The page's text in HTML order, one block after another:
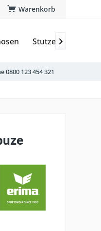
Warenkorb
Stutzen & Schoner

0800 123 454 321